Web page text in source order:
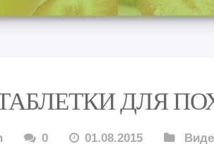
ТАБЛЕТКИ ДЛЯ
0 01.08.2015